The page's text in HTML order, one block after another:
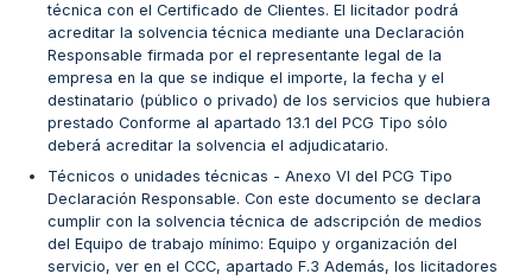
técnica con el Certificado de Clientes. El licitador podrá
acreditar la solvencia técnica mediante una Declaración
Responsable firmada por el representante legal de la
empresa en la que se indique el importe, la fecha y el
destinatario (público o privado) de los servicios que hubiera
prestado Conforme al apartado 13.1 del PCG Tipo sólo
deberá acreditar la solvencia el adjudicatario.
Técnicos o unidades técnicas - Anexo VI del PCG Tipo
Declaración Responsable. Con este documento se declara
cumplir con la solvencia técnica de adscripción de medios
del Equipo de trabajo mínimo: Equipo y organización del
servicio, ver en el CCC, apartado F.3 Además, los licitadores